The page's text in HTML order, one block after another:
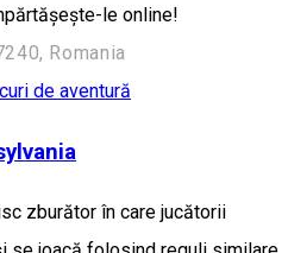
le online!
Romania
de aventură
zburător în care jucătorii